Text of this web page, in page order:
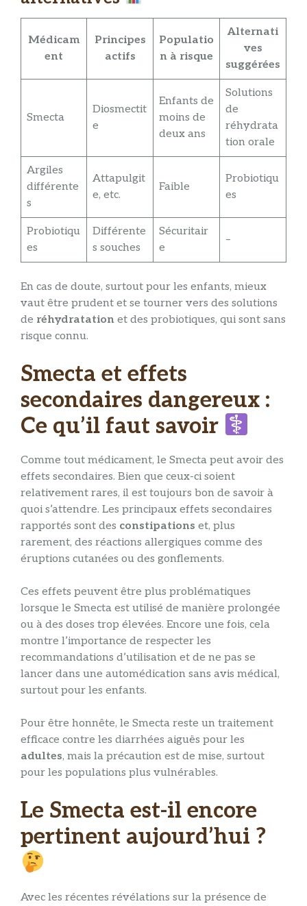
Médicam
ent
Principes
actifs
Populatio
n à risque
Alternati
ves
suggérées
Smecta
Diosmectit
e
Enfants de
moins de
deux ans
Solutions
de
réhydrata
tion orale
Argiles
différente
s
Attapulgit
e, etc.
Faible
Probiotiqu
es
Probiotiqu
es
Différente
s souches
Sécuritair
e
–
En cas de doute, surtout pour les enfants, mieux
vaut être prudent et se tourner vers des solutions
de réhydratation et des probiotiques, qui sont sans
risque connu.
Smecta et effets
secondaires dangereux :
Ce qu’il faut savoir
Comme tout médicament, le Smecta peut avoir des
effets secondaires. Bien que ceux-ci soient
relativement rares, il est toujours bon de savoir à
quoi s’attendre. Les principaux effets secondaires
rapportés sont des constipations et, plus
rarement, des réactions allergiques comme des
éruptions cutanées ou des gonflements.
Ces effets peuvent être plus problématiques
lorsque le Smecta est utilisé de manière prolongée
ou à des doses trop élevées. Encore une fois, cela
montre l’importance de respecter les
recommandations d’utilisation et de ne pas se
lancer dans une automédication sans avis médical,
surtout pour les enfants.
Pour être honnête, le Smecta reste un traitement
efficace contre les diarrhées aiguës pour les
adultes, mais la précaution est de mise, surtout
pour les populations plus vulnérables.
Le Smecta est-il encore
pertinent aujourd’hui ?
Avec les récentes révélations sur la présence de